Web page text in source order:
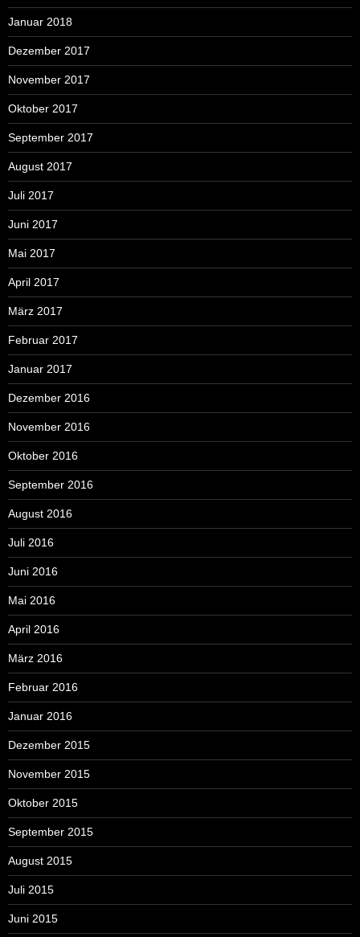
Januar 2018
Dezember 2017
November 2017
Oktober 2017
September 2017
August 2017
Juli 2017
Juni 2017
Mai 2017
April 2017
März 2017
Februar 2017
Januar 2017
Dezember 2016
November 2016
Oktober 2016
September 2016
August 2016
Juli 2016
Juni 2016
Mai 2016
April 2016
März 2016
Februar 2016
Januar 2016
Dezember 2015
November 2015
Oktober 2015
September 2015
August 2015
Juli 2015
Juni 2015